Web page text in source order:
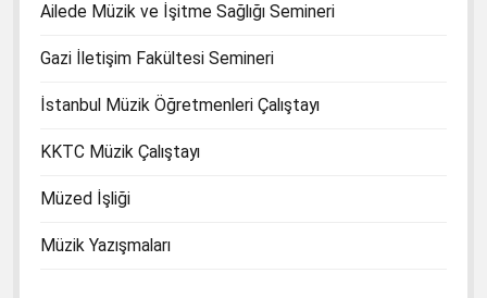
Ailede Müzik ve İşitme Sağlığı Semineri
Gazi İletişim Fakültesi Semineri
İstanbul Müzik Öğretmenleri Çalıştayı
KKTC Müzik Çalıştayı
Müzed İşliği
Müzik Yazışmaları